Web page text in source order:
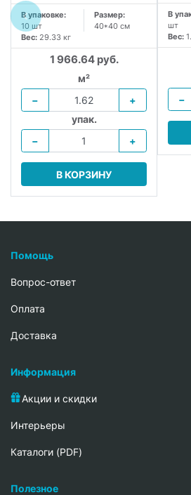
В упаковке:
10 шт
Размер:
40*40 см
Вес: 29.33 кг
1 966.64 руб.
м²
−
+
упак.
−
+
В КОРЗИНУ
В
шт
Вес:
−
Помощь
Вопрос-ответ
Oплата
Доставка
Информация
Акции и скидки
Интерьеры
Каталоги (PDF)
Полезное